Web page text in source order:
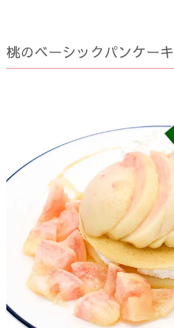
桃のベーシックパンケーキ